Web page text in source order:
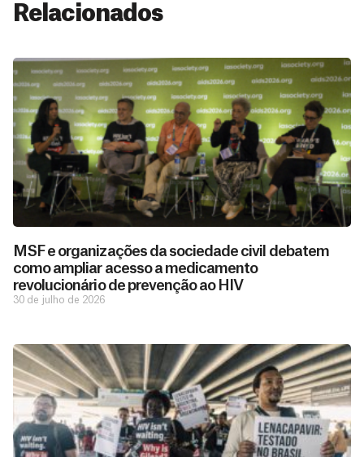
Relacionados
MSF e organizações da sociedade civil debatem
como ampliar acesso a medicamento
revolucionário de prevenção ao HIV
30 de julho de 2026